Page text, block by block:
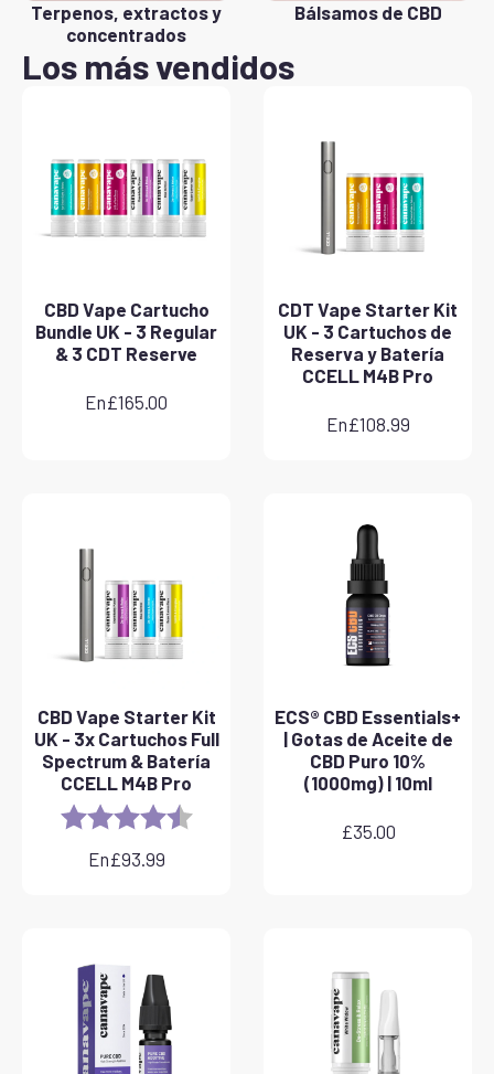
Terpenos, extractos y
concentrados
Bálsamos de CBD
Los más vendidos
CBD Vape Cartucho
Bundle UK - 3 Regular
& 3 CDT Reserve
En£165.00
CDT Vape Starter Kit
UK - 3 Cartuchos de
Reserva y Batería
CCELL M4B Pro
En£108.99
CBD Vape Starter Kit
UK - 3x Cartuchos Full
Spectrum & Batería
CCELL M4B Pro
Rating: 4.8 out of 5 stars
En£93.99
ECS® CBD Essentials+
| Gotas de Aceite de
CBD Puro 10%
(1000mg) | 10ml
£35.00